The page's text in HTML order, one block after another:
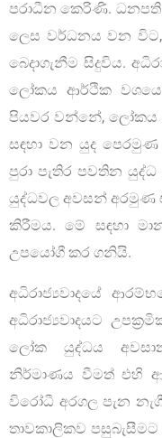
පරාධීන කෙරිණි. ධනපති
ලෙස වර්ධනය වන
බෙදාගැනීම සිදුවිය.
ලෝකය ආර්ථික
පියවර වන්නේ, ලෝකය
සඳහා වන යුද
පුරා පැතිර පවතින
යුද්ධවල අවසන් අරමුණ
කිරීමය. මේ සඳහා
උපයෝගී කර ගනියි.
අධිරාජ්‍යවාදයේ
අධිරාජ්‍යවාදයට
ලෝක යුද්ධය
නිර්මාණය වීමත් එහි
විරෝධී අරගල පැන
තාවකාලිකව පසුබැසීමට